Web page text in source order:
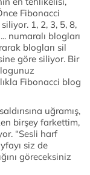
Fibonacci
1, 2, 3, 5, 8,
numaralı blogları
blogları sil
göre siliyor. Bir
Fibonacci blog
saldırısına uğramış,
birşey farkettim,
“Sesli harf
siz de
göreceksiniz